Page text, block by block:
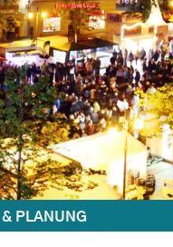
PLANUNG